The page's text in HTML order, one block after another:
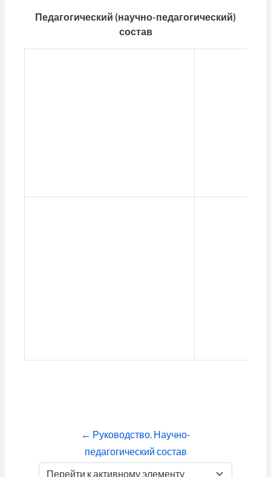
Педагогический (научно-педагогический)
состав
← Руководство. Научно-
педагогический состав